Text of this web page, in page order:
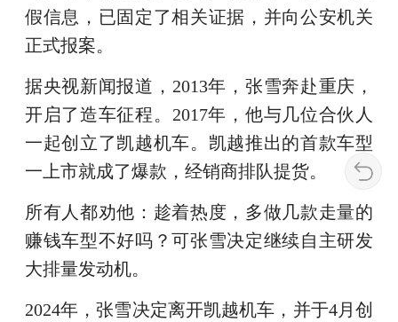
假信息，已固定了相关证据，并向公安机关
正式报案。
据央视新闻报道，2013年，张雪奔赴重庆，
开启了造车征程。2017年，他与几位合伙人
一起创立了凯越机车。凯越推出的首款车型
一上市就成了爆款，经销商排队提货。
所有人都劝他：趁着热度，多做几款走量的
赚钱车型不好吗？可张雪决定继续自主研发
大排量发动机。
2024年，张雪决定离开凯越机车，并于4月创